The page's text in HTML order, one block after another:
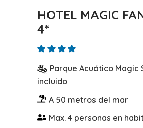
HOTEL MAGIC
4*
Parque Acuático Magic
incluido
A 50 metros del mar
Max. 4 personas en